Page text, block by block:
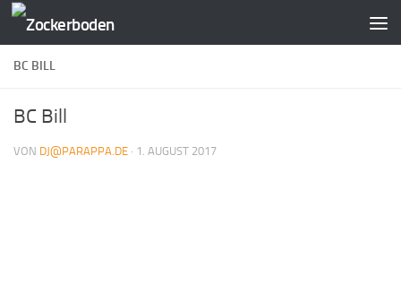
Zum Inhalt springen
BC BILL
BC Bill
VON DJ@PARAPPA.DE · 1. AUGUST 2017